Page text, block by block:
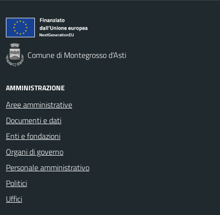
Comune di Montegrosso d'Asti
AMMINISTRAZIONE
Aree amministrative
Documenti e dati
Enti e fondazioni
Organi di governo
Personale amministrativo
Politici
Uffici